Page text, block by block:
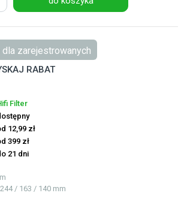
dla zarejestrowanych
RABAT
Filter
12,99 zł
399 zł
21 dni
/ 163 / 140 mm